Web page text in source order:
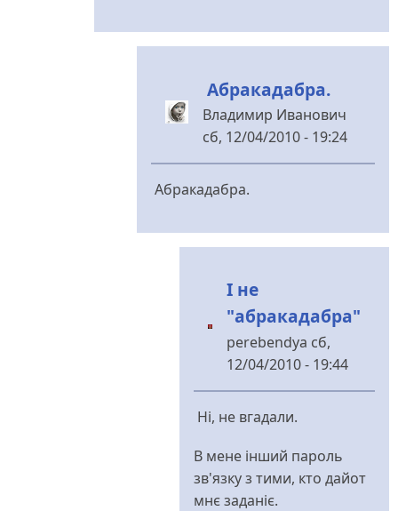
Абракадабра.
Владимир Иванович
сб, 12/04/2010 - 19:24
У
відповідь
до
Владімір
науку
perebendya
Абракадабра.
І не
"абракадабра"
perebendya сб,
12/04/2010 - 19:44
У
Абракадабра.
від
Владимир
Ні, не вгадали.
В мене інший пароль
зв'язку з тими, кто дайот
мнє заданіє.